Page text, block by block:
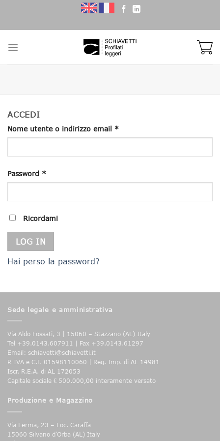
content
ACCEDI
Nome utente o indirizzo email *
Password *
Ricordami
LOG IN
Hai perso la password?
Sede legale e amministrativa
Via Aldo Fossati, 3 | 15060 – Stazzano (AL) Italy
Tel +39.0143.607911 | Fax +39.0143.61297
Email: schiavetti@schiavetti.it
P. IVA e C.F. 01598110060 | Reg. Imp. di AL 14981
Iscr. R.E.A. di AL 172053
Capitale sociale € 500.000,00 interamente versato
Produzione e Magazzino
Via Lerma, 23 – Loc. Caraffa
15060 Silvano d’Orba (AL) Italy